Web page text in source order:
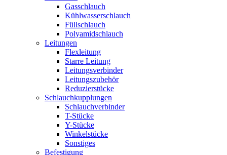
Gasschlauch
Kühlwasserschlauch
Füllschlauch
Polyamidschlauch
Leitungen
Flexleitung
Starre Leitung
Leitungsverbinder
Leitungszubehör
Reduzierstücke
Schlauchkupplungen
Schlauchverbinder
T-Stücke
Y-Stücke
Winkelstücke
Sonstiges
Befestigung